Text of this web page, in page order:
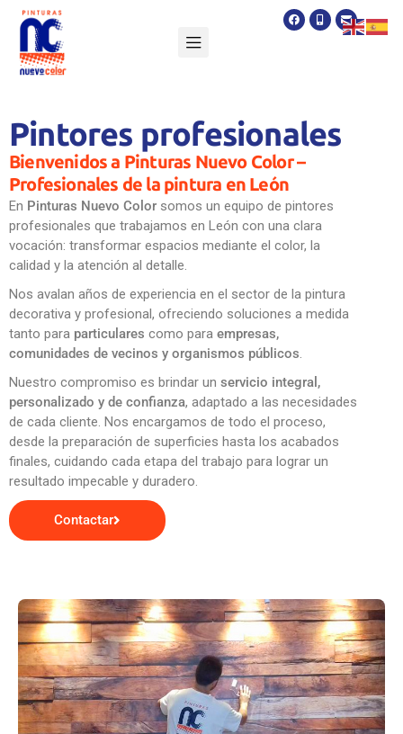
Pintores profesionales
Bienvenidos a Pinturas Nuevo Color –
Profesionales de la pintura en León
En Pinturas Nuevo Color somos un equipo de pintores
profesionales que trabajamos en León con una clara
vocación: transformar espacios mediante el color, la
calidad y la atención al detalle.
Nos avalan años de experiencia en el sector de la pintura
decorativa y profesional, ofreciendo soluciones a medida
tanto para particulares como para empresas,
comunidades de vecinos y organismos públicos.
Nuestro compromiso es brindar un servicio integral,
personalizado y de confianza, adaptado a las necesidades
de cada cliente. Nos encargamos de todo el proceso,
desde la preparación de superficies hasta los acabados
finales, cuidando cada etapa del trabajo para lograr un
resultado impecable y duradero.
Contactar